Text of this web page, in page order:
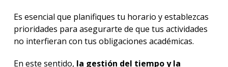
Es esencial que planifiques tu horario y establezcas
prioridades para asegurarte de que tus actividades
no interfieran con tus obligaciones académicas.
En este sentido, la gestión del tiempo y la